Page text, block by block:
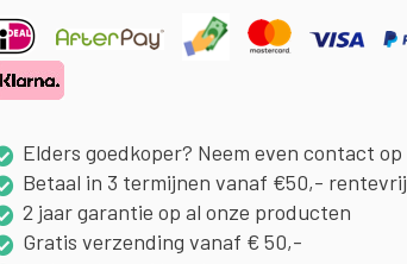
Elders goedkoper? Neem even contact op
Betaal in 3 termijnen vanaf €50,- rentevrij
2 jaar garantie op al onze producten
Gratis verzending vanaf € 50,-